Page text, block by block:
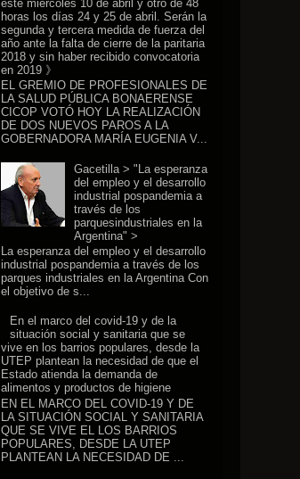
este miércoles 10 de abril y otro de 48
horas los días 24 y 25 de abril. Serán la
segunda y tercera medida de fuerza del
año ante la falta de cierre de la paritaria
2018 y sin haber recibido convocatoria
en 2019 》
EL GREMIO DE PROFESIONALES DE
LA SALUD PÚBLICA BONAERENSE
CICOP VOTÓ HOY LA REALIZACIÓN
DE DOS NUEVOS PAROS A LA
GOBERNADORA MARÍA EUGENIA V...
Gacetilla > "La esperanza
del empleo y el desarrollo
industrial pospandemia a
través de los
parquesindustriales en la
Argentina" >
La esperanza del empleo y el desarrollo
industrial pospandemia a través de los
parques industriales en la Argentina Con
el objetivo de s...
En el marco del covid-19 y de la
situación social y sanitaria que se
vive en los barrios populares, desde la
UTEP plantean la necesidad de que el
Estado atienda la demanda de
alimentos y productos de higiene
EN EL MARCO DEL COVID-19 Y DE
LA SITUACIÓN SOCIAL Y SANITARIA
QUE SE VIVE EL LOS BARRIOS
POPULARES, DESDE LA UTEP
PLANTEAN LA NECESIDAD DE ...